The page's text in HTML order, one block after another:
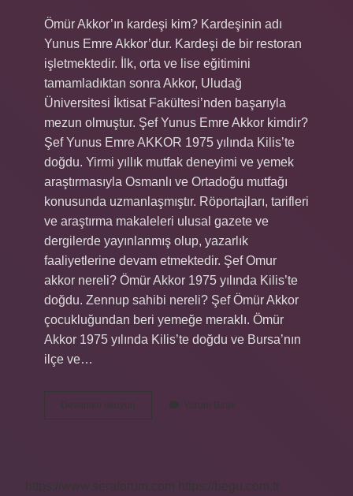
Ömür Akkor’ın kardeşi kim? Kardeşinin adı
Yunus Emre Akkor’dur. Kardeşi de bir restoran
işletmektedir. İlk, orta ve lise eğitimini
tamamladıktan sonra Akkor, Uludağ
Üniversitesi İktisat Fakültesi’nden başarıyla
mezun olmuştur. Şef Yunus Emre Akkor kimdir?
Şef Yunus Emre AKKOR 1975 yılında Kilis’te
doğdu. Yirmi yıllık mutfak deneyimi ve yemek
araştırmasıyla Osmanlı ve Ortadoğu mutfağı
konusunda uzmanlaşmıştır. Röportajları, tarifleri
ve araştırma makaleleri ulusal gazete ve
dergilerde yayınlanmış olup, yazarlık
faaliyetlerine devam etmektedir. Şef Omur
akkor nereli? Ömür Akkor 1975 yılında Kilis’te
doğdu. Zennup sahibi nereli? Şef Ömür Akkor
çocukluğundan beri yemeğe meraklı. Ömür
Akkor 1975 yılında Kilis’te doğdu ve Bursa’nın
ilçe ve…
Devamını okuyun
Şefin
Yorum Bırak
https://www.seraforum.com
https://begu.com.tr